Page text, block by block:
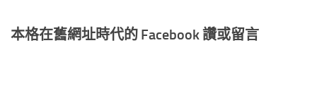
本格在舊網址時代的 Facebook 讚或留言